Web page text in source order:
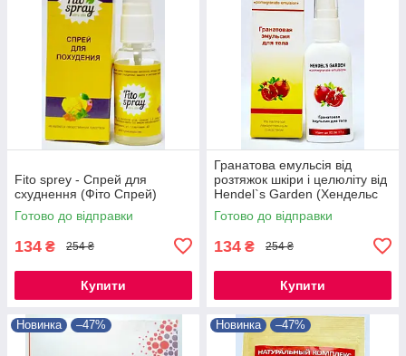
Fito sprey - Спрей для
схуднення (Фіто Спрей)
Готово до відправки
134 ₴ 254 ₴
Купити
Гранатова емульсія від
розтяжок шкіри і целюліту від
Hendel`s Garden (Хендельс
Гаден)
Готово до відправки
134 ₴ 254 ₴
Купити
Новинка –47% Новинка –47%